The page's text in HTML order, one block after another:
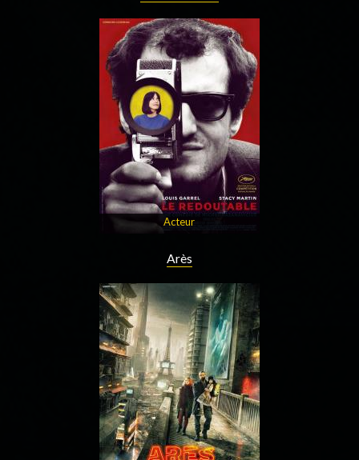
Acteur
Arès